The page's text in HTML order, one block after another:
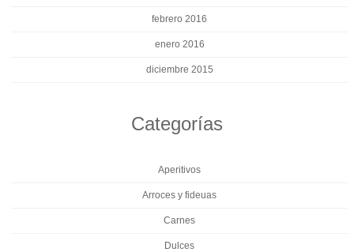
febrero 2016
enero 2016
diciembre 2015
Categorías
Aperitivos
Arroces y fideuas
Carnes
Dulces